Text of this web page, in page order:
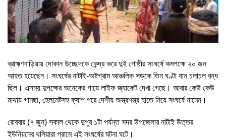
ব্রাহ্মণবাড়িয়ায় দোকান উচ্ছেদকে কেন্দ্র করে দুই গোষ্ঠীর সংঘর্ষে কমপক্ষে ২০ জন
আহত হয়েছেন। সংঘর্ষের নাটাই-অষ্টগ্রাম আঞ্চলিক সড়কে তিন ঘণ্টা যান চলাচল বন্ধ
ছিল। এসময় দুপক্ষের অনেকের গায়ে লাইফ জ্যাকেট দেখা গেছে। আবার কেউ কেউ
মাথায় গামছা, হেলমেটসহ ক্যাপ পরে দেশীয় অস্ত্রশস্ত্র হাতে নিয়ে সংঘর্ষে নামেন।
রোববার (৭ জুন) সকাল থেকে দুপুর ১টা পর্যন্ত সদর উপজেলার নাটাই উত্তর
ইউনিয়নের থলিয়ারা গ্রামে এই সংঘর্ষের ঘটনা ঘটে।